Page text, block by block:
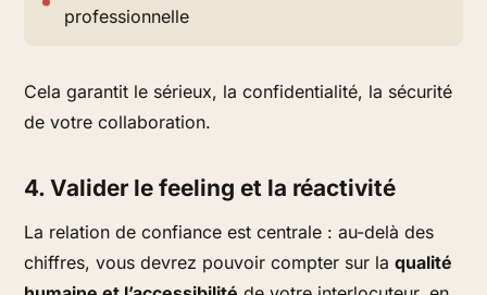
professionnelle
Cela garantit le sérieux, la confidentialité, la sécurité
de votre collaboration.
4. Valider le feeling et la réactivité
La relation de confiance est centrale : au-delà des
chiffres, vous devrez pouvoir compter sur laqualité